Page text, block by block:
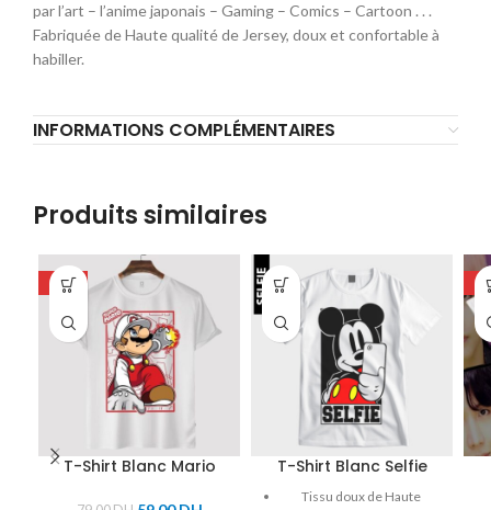
par l’art – l’anime japonais – Gaming – Comics – Cartoon . . .
Fabriquée de Haute qualité de Jersey, doux et confortable à
habiller.
INFORMATIONS COMPLÉMENTAIRES
Produits similaires
-25%
T-Shirt Blanc Mario T-Shirt Blanc Selfie
Tissu doux de Haute
-